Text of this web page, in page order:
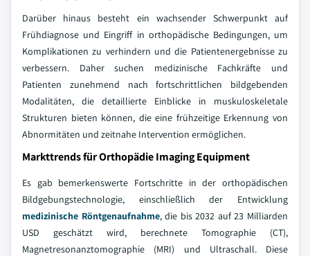
Darüber hinaus besteht ein wachsender Schwerpunkt auf
Frühdiagnose und Eingriff in orthopädische Bedingungen, um
Komplikationen zu verhindern und die Patientenergebnisse zu
verbessern. Daher suchen medizinische Fachkräfte und
Patienten zunehmend nach fortschrittlichen bildgebenden
Modalitäten, die detaillierte Einblicke in muskuloskeletale
Strukturen bieten können, die eine frühzeitige Erkennung von
Abnormitäten und zeitnahe Intervention ermöglichen.
Markttrends für Orthopädie Imaging Equipment
Es gab bemerkenswerte Fortschritte in der orthopädischen
Bildgebungstechnologie, einschließlich der Entwicklung
medizinische Röntgenaufnahme, die bis 2032 auf 23 Milliarden
USD geschätzt wird, berechnete Tomographie (CT),
Magnetresonanztomographie (MRI) und Ultraschall. Diese